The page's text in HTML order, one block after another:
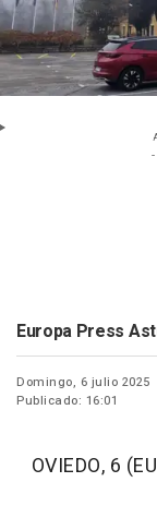
Europa Press
Domingo, 6 julio 2025
Publicado: 16:01
OVIEDO, 6